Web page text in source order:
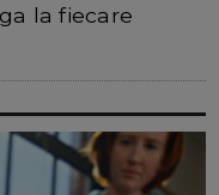
la fiecare